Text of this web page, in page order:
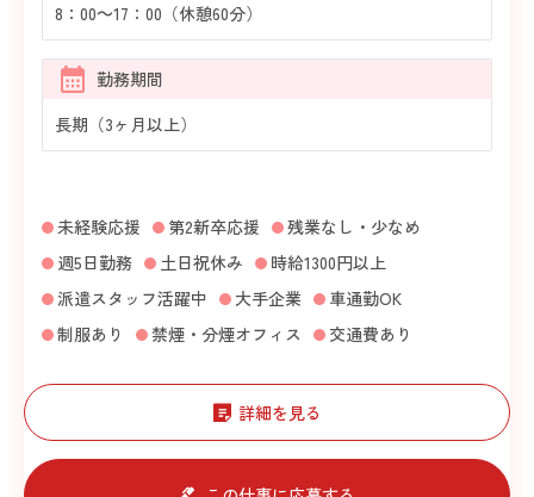
8：00～17：00（休憩60分）
勤務期間
長期（3ヶ月以上）
未経験応援 第2新卒応援
残業なし・少なめ
週5日勤務
土日祝休み
時給1300円以上
派遣スタッフ活躍中
大手企業
車通勤OK
制服あり
禁煙・分煙オフィス 交通費あり
詳細を見る